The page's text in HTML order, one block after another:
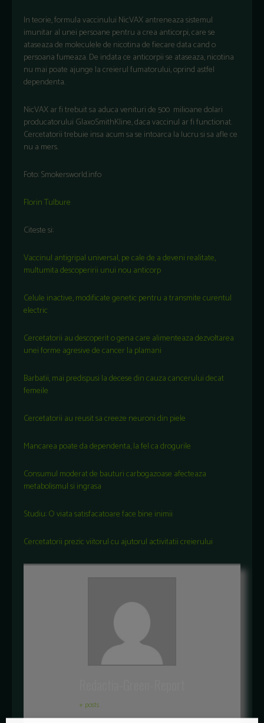
In teorie, formula vaccinului NicVAX antreneaza sistemul
imunitar al unei persoane pentru a crea anticorpi, care se
ataseaza de moleculele de nicotina de fiecare data cand o
persoana fumeaza. De indata ce anticorpii se ataseaza, nicotina
nu mai poate ajunge la creierul fumatorului, oprind astfel
dependenta.
NicVAX ar fi trebuit sa aduca venituri de 500 milioane dolari
producatorului GlaxoSmithKline, daca vaccinul ar fi functionat.
Cercetatorii trebuie insa acum sa se intoarca la lucru si sa afle ce
nu a mers.
Foto: Smokersworld.info
Florin Tulbure
Citeste si:
Vaccinul antigripal universal, pe cale de a deveni realitate,
multumita descoperirii unui nou anticorp
Celule inactive, modificate genetic pentru a transmite curentul
electric
Cercetatorii au descoperit o gena care alimenteaza dezvoltarea
unei forme agresive de cancer la plamani
Barbatii, mai predispusi la decese din cauza cancerului decat
femeile
Cercetatorii au reusit sa creeze neuroni din piele
Mancarea poate da dependenta, la fel ca drogurile
Consumul moderat de bauturi carbogazoase afecteaza
metabolismul si ingrasa
Studiu: O viata satisfacatoare face bine inimii
Cercetatorii prezic viitorul cu ajutorul activitatii creierului
+ posts